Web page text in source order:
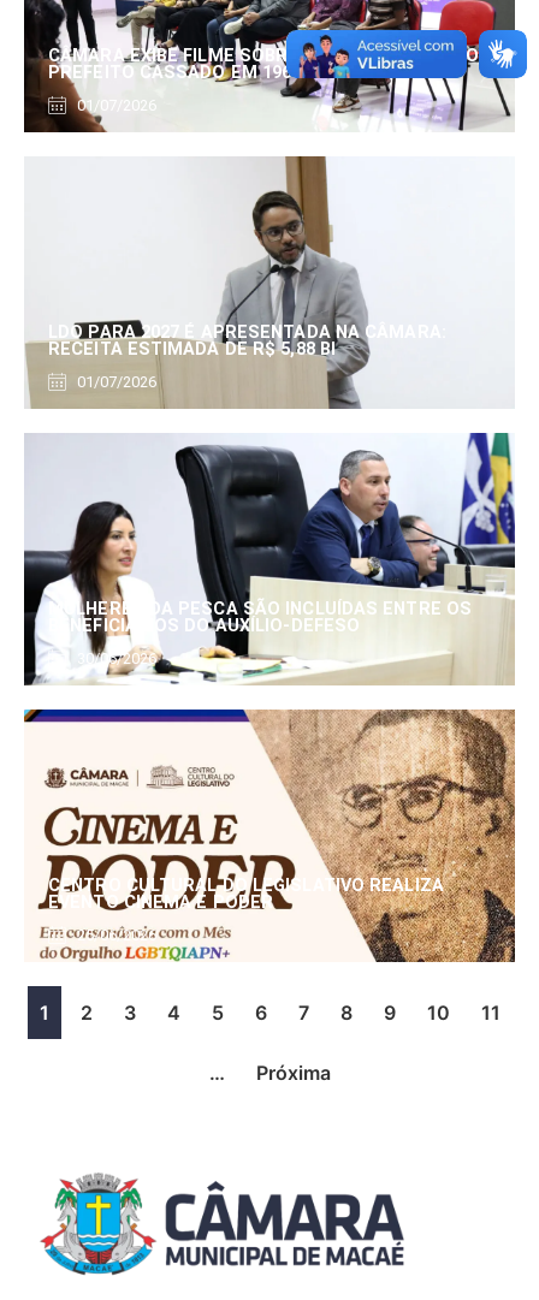
CÂMARA EXIBE FILME SOBRE EDUARDO SERRANO,
PREFEITO CASSADO EM 1960
01/07/2026
LDO PARA 2027 É APRESENTADA NA CÂMARA:
RECEITA ESTIMADA DE R$ 5,88 BI
01/07/2026
MULHERES DA PESCA SÃO INCLUÍDAS ENTRE OS
BENEFICIÁRIOS DO AUXÍLIO-DEFESO
30/06/2026
CENTRO CULTURAL DO LEGISLATIVO REALIZA
EVENTO CINEMA E PODER
25/06/2026
1 2 3 4 5 6 7 8 9 10 11
… Próxima